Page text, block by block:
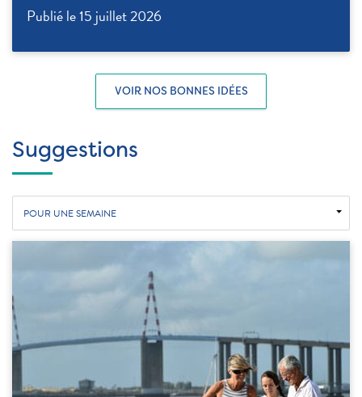
Publié le 15 juillet 2026
VOIR NOS BONNES IDÉES
Suggestions
POUR UNE SEMAINE